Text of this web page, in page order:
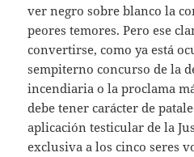
ver negro sobre blanco la
peores temores. Pero ese
convertirse, como ya está
sempiterno concurso de la
incendiaria o la proclama
debe tener carácter de
aplicación testicular de la
exclusiva a los cinco seres